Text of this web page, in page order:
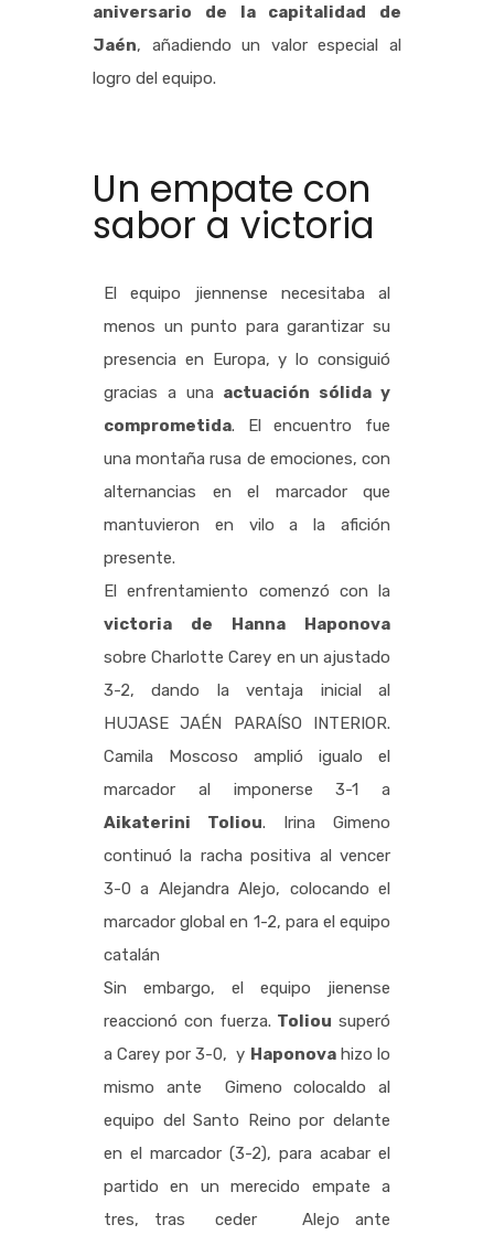
aniversario de la capitalidad de
Jaén, añadiendo un valor especial al
logro del equipo.
Un empate con
sabor a victoria
El equipo jiennense necesitaba al
menos un punto para garantizar su
presencia en Europa, y lo consiguió
gracias a una actuación sólida y
comprometida.
El encuentro fue
una montaña rusa de emociones, con
alternancias en el marcador que
mantuvieron en vilo a la afición
presente.
El enfrentamiento comenzó con la
victoria de Hanna Haponova
sobre Charlotte Carey en un ajustado
3-2, dando la ventaja inicial al
HUJASE JAÉN PARAÍSO INTERIOR.
Camila Moscoso amplió igualo el
marcador al imponerse 3-1 a
Aikaterini Toliou.
Irina Gimeno
continuó la racha positiva al vencer
3-0 a Alejandra Alejo, colocando el
marcador global en 1-2, para el equipo
catalán
Sin embargo, el equipo jienense
reaccionó con fuerza. Toliou superó
a Carey por 3-0, y Haponovahizo lo
mismo ante Gimeno colocaldo al
equipo del Santo Reino por delante
en el marcador (3-2), para acabar el
partido en un merecido empate a
tres, tras ceder Alejo ante